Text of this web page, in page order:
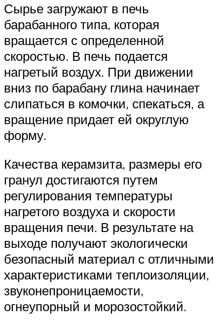
Сырье загружают в печь
барабанного типа, которая
вращается с определенной
скоростью. В печь подается
нагретый воздух. При движении
вниз по барабану глина начинает
слипаться в комочки, спекаться, а
вращение придает ей округлую
форму.
Качества керамзита, размеры его
гранул достигаются путем
регулирования температуры
нагретого воздуха и скорости
вращения печи. В результате на
выходе получают экологически
безопасный материал с отличными
характеристиками теплоизоляции,
звуконепроницаемости,
огнеупорный и морозостойкий.